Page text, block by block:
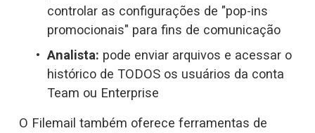
controlar as configurações de "pop-ins
promocionais" para fins de comunicação
Analista: pode enviar arquivos e acessar o
histórico de TODOS os usuários da conta
Team ou Enterprise
O Filemail também oferece ferramentas de